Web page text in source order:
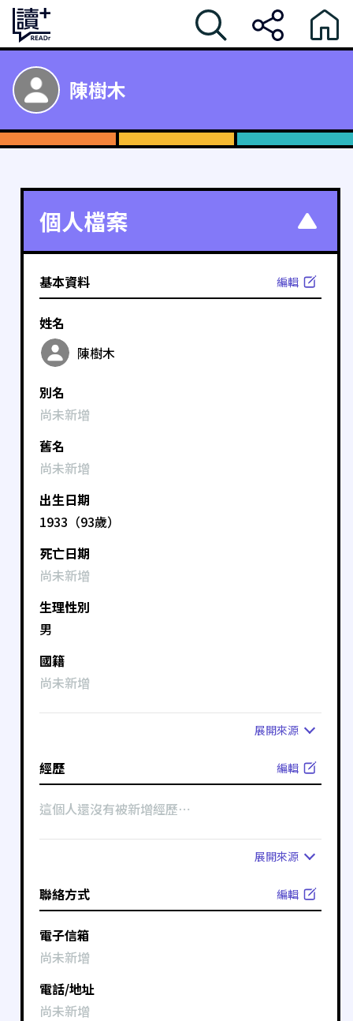
陳樹木
個人檔案
基本資料 編輯
姓名
陳樹木
別名
尚未新增
舊名
尚未新增
出生日期
1933（93歲）
死亡日期
尚未新增
生理性別
男
國籍
尚未新增
展開來源
經歷 編輯
這個人還沒有被新增經歷⋯
展開來源
聯絡方式 編輯
電子信箱
尚未新增
電話/地址
尚未新增